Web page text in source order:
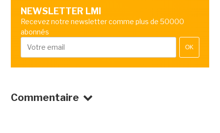
NEWSLETTER LMI
Recevez notre newsletter comme plus de 50000
abonnés
OK
Commentaire